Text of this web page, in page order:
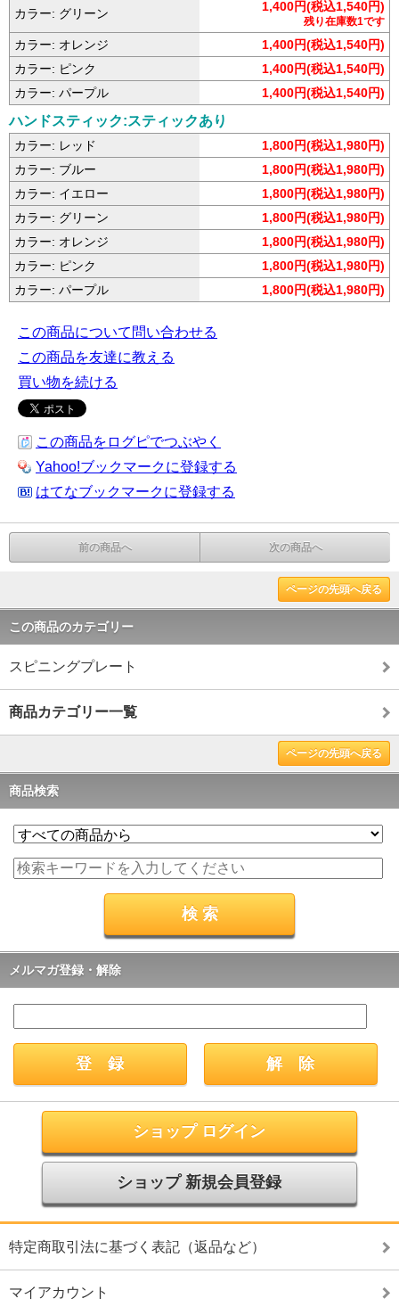
カラー: グリーン 1,400円(税込1,540円)
残り在庫数1です
カラー: オレンジ
1,400円(税込1,540円)
カラー: ピンク
1,400円(税込1,540円)
カラー: パープル
1,400円(税込1,540円)
ハンドスティック:スティックあり
カラー: レッド
1,800円(税込1,980円)
カラー: ブルー
1,800円(税込1,980円)
カラー: イエロー
1,800円(税込1,980円)
カラー: グリーン
1,800円(税込1,980円)
カラー: オレンジ
1,800円(税込1,980円)
カラー: ピンク
1,800円(税込1,980円)
カラー: パープル
1,800円(税込1,980円)
この商品について問い合わせる
この商品を友達に教える
買い物を続ける
この商品をログピでつぶやく
Yahoo!ブックマークに登録する
はてなブックマークに登録する
前の商品へ 次の商品へ
ページの先頭へ戻る
この商品のカテゴリー
スピニングプレート
商品カテゴリー一覧
ページの先頭へ戻る
商品検索
メルマガ登録・解除
ショップ ログイン
ショップ 新規会員登録
特定商取引法に基づく表記（返品など）
マイアカウント